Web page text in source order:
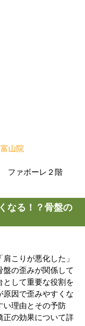
山院
ファボーレ２階
なる！？骨盤の
こりが悪化した」
盤の歪みが関係して
として重要な役割を
原因で歪みやすくな
い理由とその予防
正の効果について詳